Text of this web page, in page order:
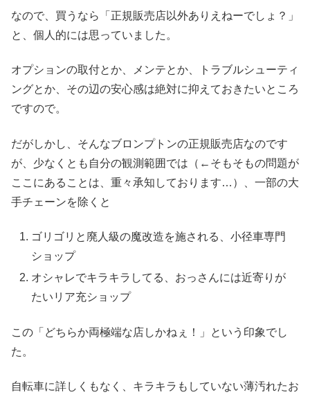
なので、買うなら「正規販売店以外ありえねーでしょ？」
と、個人的には思っていました。
オプションの取付とか、メンテとか、トラブルシューティ
ングとか、その辺の安心感は絶対に抑えておきたいところ
ですので。
だがしかし、そんなブロンプトンの正規販売店なのです
が、少なくとも自分の観測範囲では（←そもそもの問題が
ここにあることは、重々承知しております…）、一部の大
手チェーンを除くと
ゴリゴリと廃人級の魔改造を施される、小径車専門
ショップ
オシャレでキラキラしてる、おっさんには近寄りが
たいリア充ショップ
この「どちらか両極端な店しかねぇ！」という印象でし
た。
自転車に詳しくもなく、キラキラもしていない薄汚れたお